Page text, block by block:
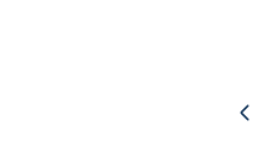
Pagina